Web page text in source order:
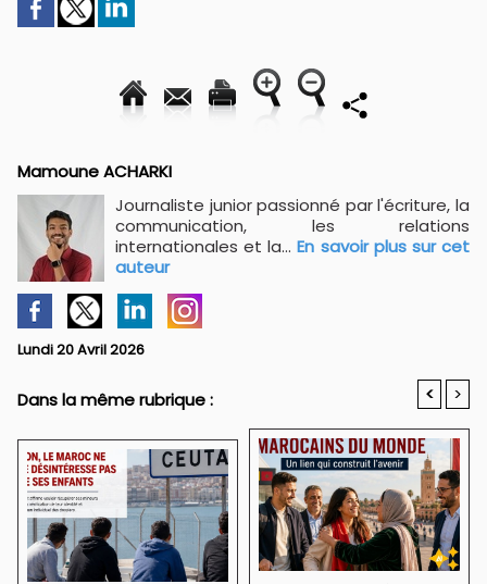
Mamoune ACHARKI
Journaliste junior passionné par l'écriture, la
communication, les relations
internationales et la...En savoir plus sur cet
auteur
Lundi 20 Avril 2026
Dans la même rubrique : < >